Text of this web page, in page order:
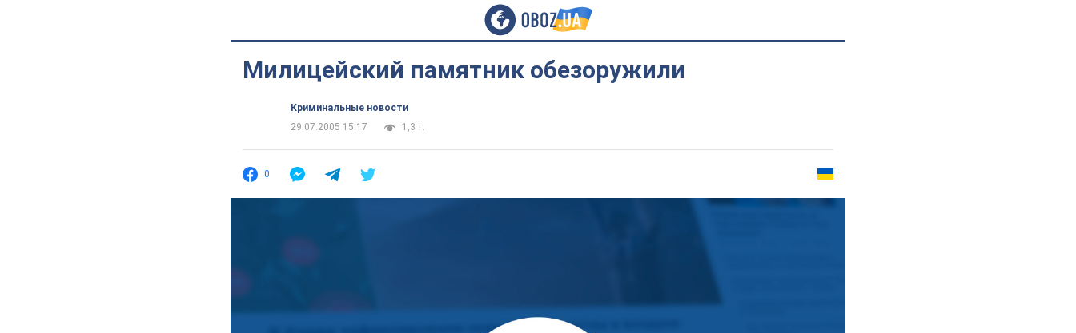
Милицейский памятник обезоружили
Криминальные новости
29.07.2005 15:17
1,3 т.
0